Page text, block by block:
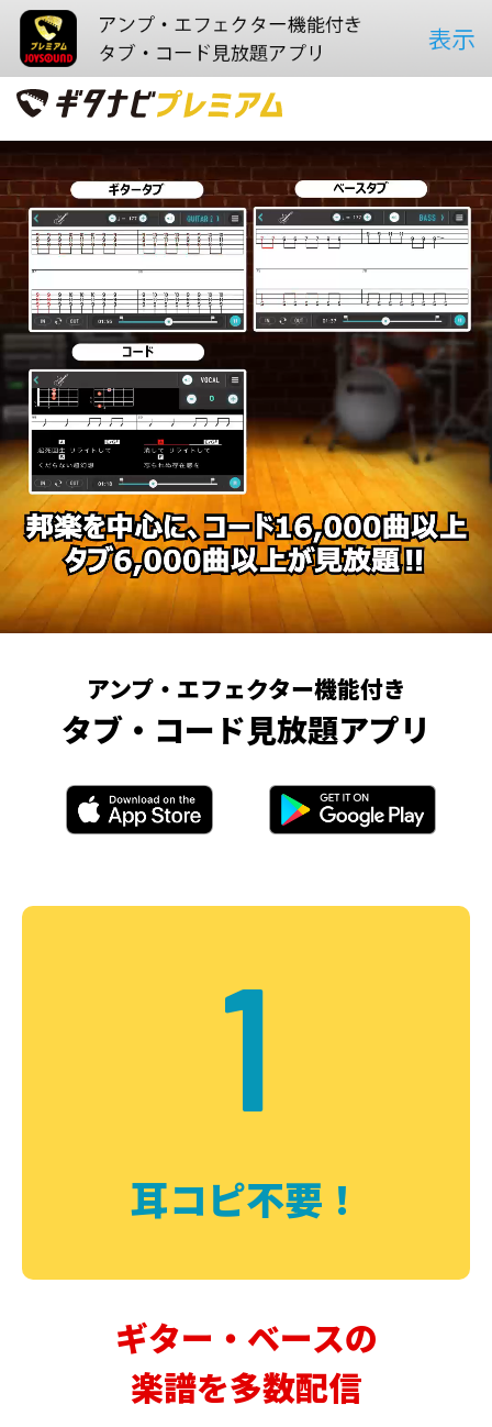
アンプ・エフェクター機能付き
タブ・コード見放題アプリ
1
耳コピ不要！
ギター・ベースの
楽譜を多数配信